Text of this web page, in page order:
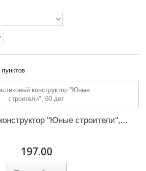
"Юные строители",...
197.00